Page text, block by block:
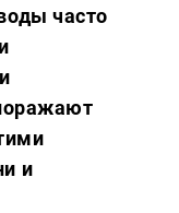
часто
и